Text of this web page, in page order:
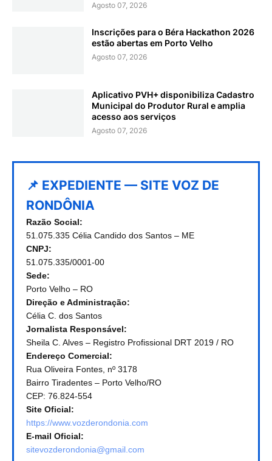
Agosto 07, 2026
Inscrições para o Béra Hackathon 2026
estão abertas em Porto Velho
Agosto 07, 2026
Aplicativo PVH+ disponibiliza Cadastro
Municipal do Produtor Rural e amplia
acesso aos serviços
Agosto 07, 2026
📌 EXPEDIENTE — SITE VOZ DE
RONDÔNIA
Razão Social:
51.075.335 Célia Candido dos Santos – ME
CNPJ:
51.075.335/0001-00
Sede:
Porto Velho – RO
Direção e Administração:
Célia C. dos Santos
Jornalista Responsável:
Sheila C. Alves – Registro Profissional DRT 2019 / RO
Endereço Comercial:
Rua Oliveira Fontes, nº 3178
Bairro Tiradentes – Porto Velho/RO
CEP: 76.824-554
Site Oficial:
https://www.vozderondonia.com
E-mail Oficial:
sitevozderondonia@gmail.com